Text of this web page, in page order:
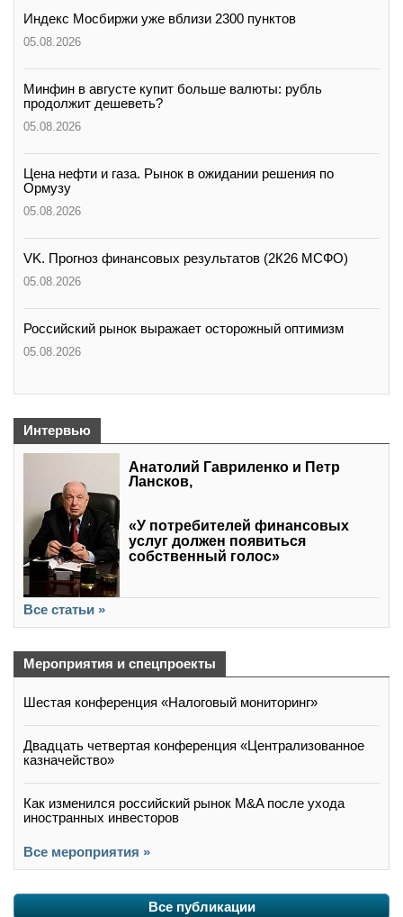
Индекс Мосбиржи уже вблизи 2300 пунктов
05.08.2026
Минфин в августе купит больше валюты: рубль
продолжит дешеветь?
05.08.2026
Цена нефти и газа. Рынок в ожидании решения по
Ормузу
05.08.2026
VK. Прогноз финансовых результатов (2К26 МСФО)
05.08.2026
Российский рынок выражает осторожный оптимизм
05.08.2026
Интервью
Анатолий Гавриленко и Петр
Лансков,
«У потребителей финансовых
услуг должен появиться
собственный голос»
Все статьи »
Мероприятия и спецпроекты
Шестая конференция «Налоговый мониторинг»
Двадцать четвертая конференция «Централизованное
казначейство»
Как изменился российский рынок M&A после ухода
иностранных инвесторов
Все мероприятия »
Все публикации